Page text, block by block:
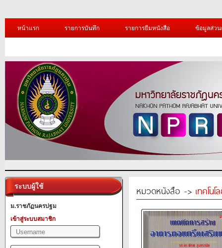
หน้าแรก รายการบันทึก รายการยืมหนังสือ ข้อมูลส่ว
ระบบผู้ใช้
ม.ราชภัฏนครปฐม
เข้าสู่ระบบสมาชิก
หมวดหนังสือ -> เทคโน